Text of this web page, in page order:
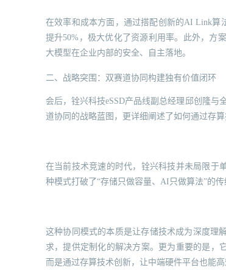
在效率和成本方面，通过搭配创新的AI Link算
提升50%，极大优化了资源利用率。此外，方
大模型在企业内部的安全、自主落地。
二、战略突围：双赛道协同构建独有价值闭环
会后，铨兴科技eSSD产品线副总经理邱创隆
道协同的战略蓝图，更详细阐述了如何通过存
在当前技术竞速的时代，铨兴科技并未局限于
种模式打破了“存储只做容量、AI只做算法”的
这种协同模式的本质是让存储技术成为深度理
求，提供定制化的解决方案。更为重要的是，
而是通过存算技术创新，让中端硬件平台也能